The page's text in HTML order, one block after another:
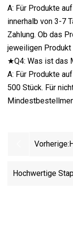
A: Für Produkte
innerhalb von 3-7
Zahlung. Ob das
jeweiligen Produkt
★Q4: Was ist das
A: Für Produkte
500 Stück. Für
Vorherige:
Hochwertige